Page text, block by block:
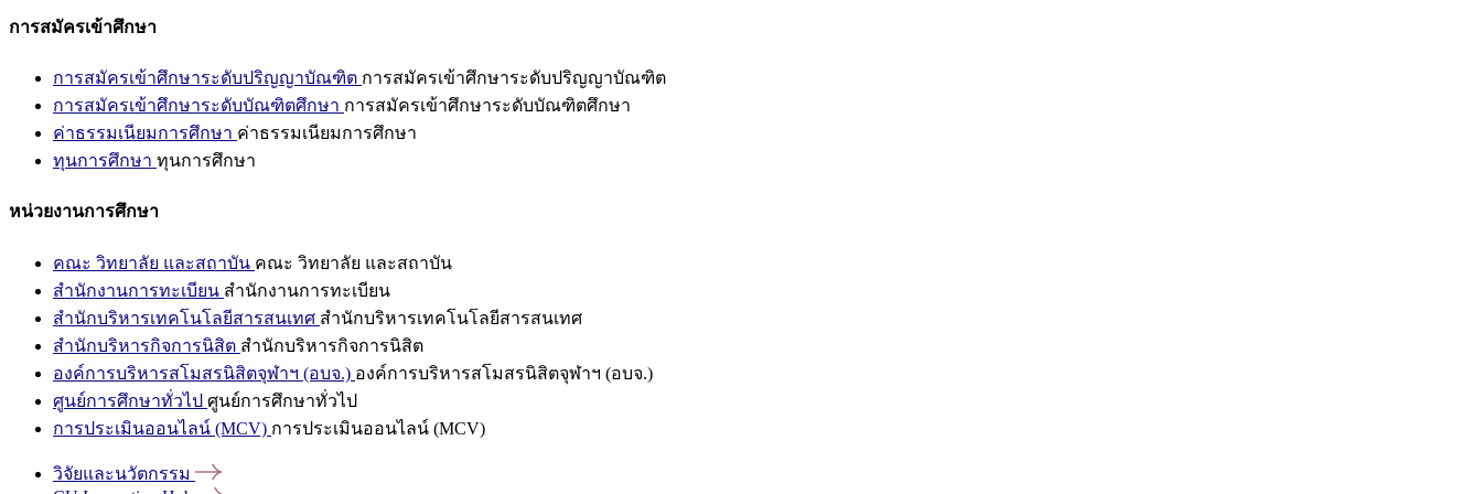
การสมัครเข้าศึกษา
การสมัครเข้าศึกษาระดับปริญญาบัณฑิต การสมัครเข้าศึกษาระดับปริญญาบัณฑิต
การสมัครเข้าศึกษาระดับบัณฑิตศึกษา การสมัครเข้าศึกษาระดับบัณฑิตศึกษา
ค่าธรรมเนียมการศึกษา ค่าธรรมเนียมการศึกษา
ทุนการศึกษา ทุนการศึกษา
หน่วยงานการศึกษา
คณะ วิทยาลัย และสถาบัน คณะ วิทยาลัย และสถาบัน
สำนักงานการทะเบียน สำนักงานการทะเบียน
สำนักบริหารเทคโนโลยีสารสนเทศ สำนักบริหารเทคโนโลยีสารสนเทศ
สำนักบริหารกิจการนิสิต สำนักบริหารกิจการนิสิต
องค์การบริหารสโมสรนิสิตจุฬาฯ (อบจ.) องค์การบริหารสโมสรนิสิตจุฬาฯ (อบจ.)
ศูนย์การศึกษาทั่วไป ศูนย์การศึกษาทั่วไป
การประเมินออนไลน์ (MCV) การประเมินออนไลน์ (MCV)
วิจัยและนวัตกรรม